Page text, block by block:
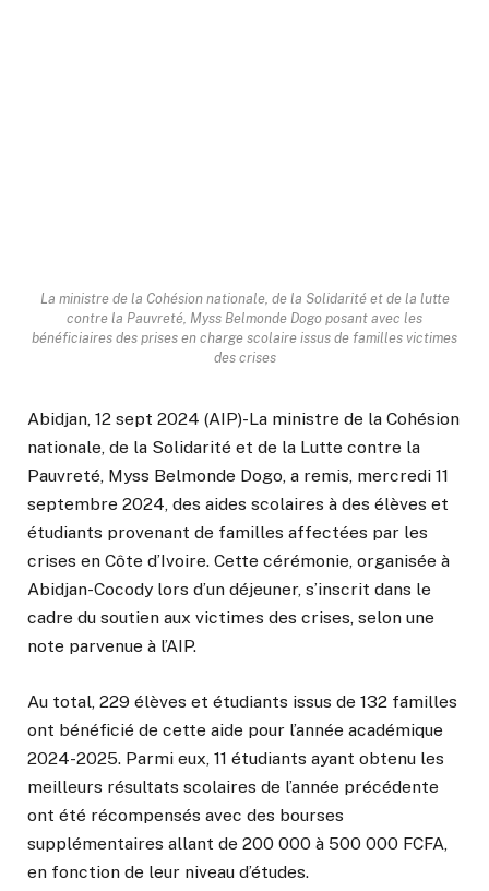
La ministre de la Cohésion nationale, de la Solidarité et de la lutte
contre la Pauvreté, Myss Belmonde Dogo posant avec les
bénéficiaires des prises en charge scolaire issus de familles victimes
des crises
Abidjan, 12 sept 2024 (AIP)-La ministre de la Cohésion
nationale, de la Solidarité et de la Lutte contre la
Pauvreté, Myss Belmonde Dogo, a remis, mercredi 11
septembre 2024, des aides scolaires à des élèves et
étudiants provenant de familles affectées par les
crises en Côte d’Ivoire. Cette cérémonie, organisée à
Abidjan-Cocody lors d’un déjeuner, s’inscrit dans le
cadre du soutien aux victimes des crises, selon une
note parvenue à l’AIP.
Au total, 229 élèves et étudiants issus de 132 familles
ont bénéficié de cette aide pour l’année académique
2024-2025. Parmi eux, 11 étudiants ayant obtenu les
meilleurs résultats scolaires de l’année précédente
ont été récompensés avec des bourses
supplémentaires allant de 200 000 à 500 000 FCFA,
en fonction de leur niveau d’études.